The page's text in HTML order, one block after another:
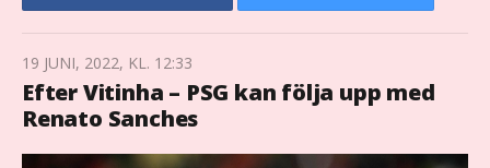
19 JUNI, 2022, KL. 12:33
Efter Vitinha – PSG kan följa upp med
Renato Sanches